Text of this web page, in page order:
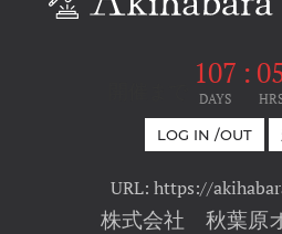
107
DAYS
:
LOG IN /OUT
URL: https://
株式会社 秋葉原